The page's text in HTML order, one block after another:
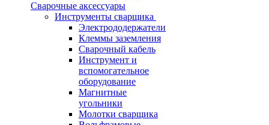
Сварочные аксессуары
Инструменты сварщика
Электрододержатели
Клеммы заземления
Сварочный кабель
Инструмент и
вспомогательное
оборудование
Магнитные
угольники
Молотки сварщика